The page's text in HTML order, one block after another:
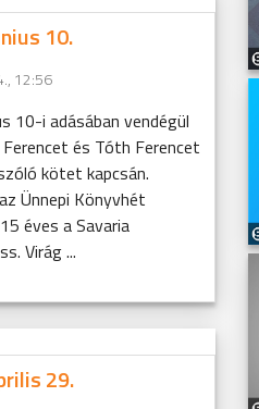
10.
12:56
10-i adásában vendégül
és Tóth Ferencet
kötet kapcsán.
Ünnepi Könyvhét
éves a Savaria
Virág ...
29.